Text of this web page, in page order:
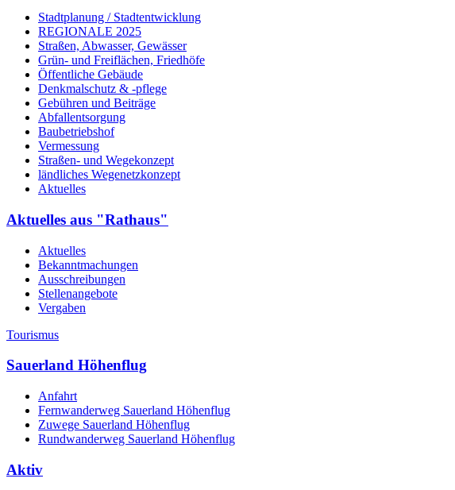
Stadtplanung / Stadtentwicklung
REGIONALE 2025
Straßen, Abwasser, Gewässer
Grün- und Freiflächen, Friedhöfe
Öffentliche Gebäude
Denkmalschutz & -pflege
Gebühren und Beiträge
Abfallentsorgung
Baubetriebshof
Vermessung
Straßen- und Wegekonzept
ländliches Wegenetzkonzept
Aktuelles
Aktuelles aus "Rathaus"
Aktuelles
Bekanntmachungen
Ausschreibungen
Stellenangebote
Vergaben
Tourismus
Sauerland Höhenflug
Anfahrt
Fernwanderweg Sauerland Höhenflug
Zuwege Sauerland Höhenflug
Rundwanderweg Sauerland Höhenflug
Aktiv